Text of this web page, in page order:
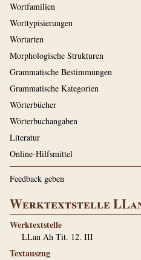
Wortfamilien
Worttypisierungen
Wortarten
Morphologische Strukturen
Grammatische Bestimmungen
Grammatische Kategorien
Wörterbücher
Wörterbuchangaben
Literatur
Online-Hilfsmittel
Feedback geben
Werktextstelle
Werktextstelle
LLan Ah Tit. 12. III
Textauszug